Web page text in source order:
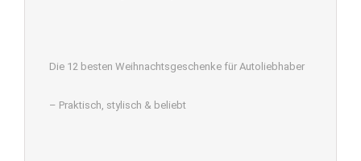
Die 12 besten Weihnachtsgeschenke für Autoliebhaber
– Praktisch, stylisch & beliebt